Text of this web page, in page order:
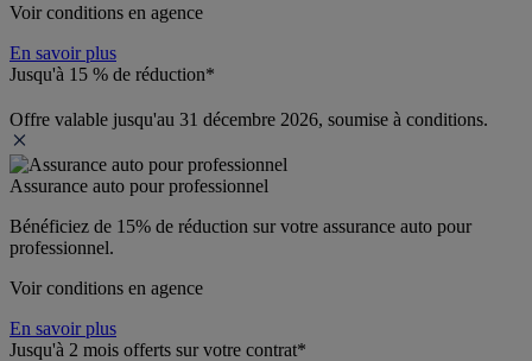
Voir conditions en agence
En savoir plus
Jusqu'à 15 % de réduction*
Offre valable jusqu'au 31 décembre 2026, soumise à conditions.
Assurance auto pour professionnel
Bénéficiez de 15% de réduction sur votre assurance auto pour
professionnel.
Voir conditions en agence
En savoir plus
Jusqu'à 2 mois offerts sur votre contrat*